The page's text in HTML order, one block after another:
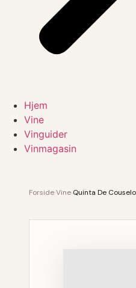
Hjem
Vine
Vinguider
Vinmagasin
ForsideVine Quinta De